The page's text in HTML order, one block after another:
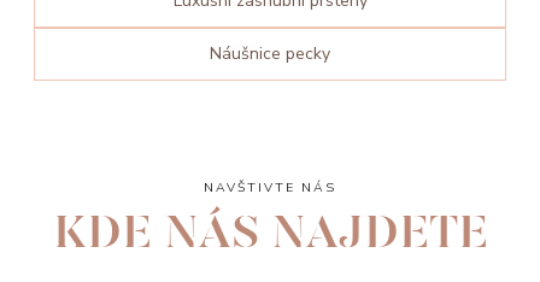
Náušnice pecky
NAVŠTIVTE NÁS
KDE NÁS NAJDETE